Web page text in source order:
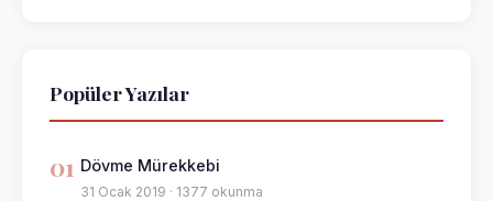
Popüler Yazılar
01 Dövme Mürekkebi
31 Ocak 2019 · 1377 okunma